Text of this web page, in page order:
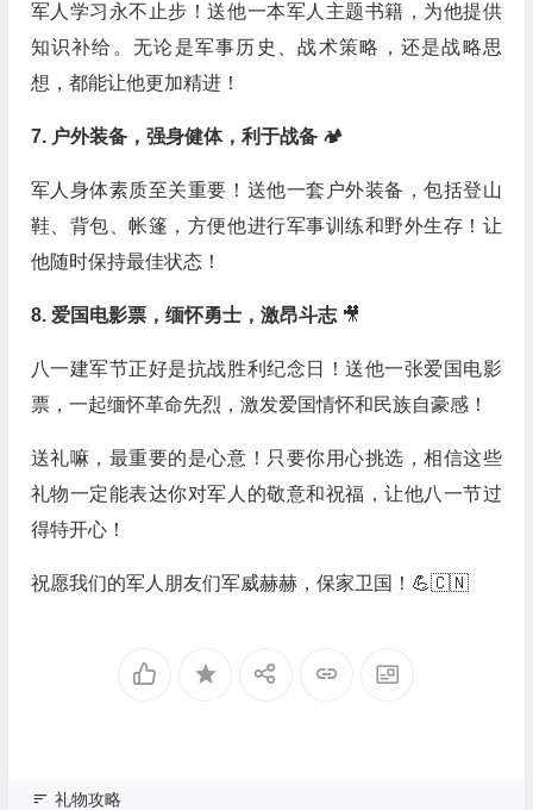
军人学习永不止步！送他一本军人主题书籍，为他提供
知识补给。无论是军事历史、战术策略，还是战略思
想，都能让他更加精进！
7. 户外装备，强身健体，利于战备 🏕️
军人身体素质至关重要！送他一套户外装备，包括登山
鞋、背包、帐篷，方便他进行军事训练和野外生存！让
他随时保持最佳状态！
8. 爱国电影票，缅怀勇士，激昂斗志 🎥
八一建军节正好是抗战胜利纪念日！送他一张爱国电影
票，一起缅怀革命先烈，激发爱国情怀和民族自豪感！
送礼嘛，最重要的是心意！只要你用心挑选，相信这些
礼物一定能表达你对军人的敬意和祝福，让他八一节过
得特开心！
祝愿我们的军人朋友们军威赫赫，保家卫国！💪🇨🇳
礼物攻略